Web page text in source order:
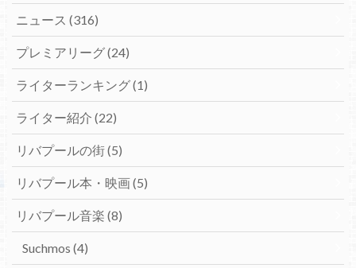
ニュース (316)
プレミアリーグ(24)
ライターランキング(1)
ライター紹介 (22)
リバプールの街(5)
リバプール本・映画(5)
リバプール音楽 (8)
Suchmos (4)